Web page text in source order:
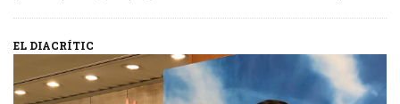
EL DIACRÍTIC